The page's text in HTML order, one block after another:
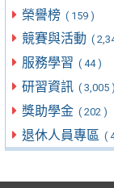
榮譽榜 ( 159 )
競賽與活動 (
服務學習 ( 44 )
研習資訊 ( 3,005 )
獎助學金 ( 202 )
退休人員專區 (